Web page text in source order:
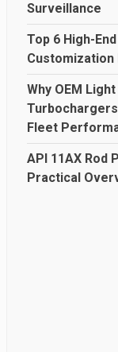
Surveillance
Top 6 High-
Customization
Why OEM
Fleet
API 11AX Rod
Practical